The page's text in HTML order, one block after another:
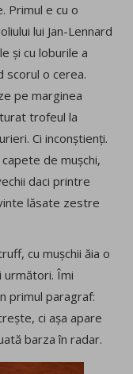
Primul e cu o
lui Jan-Lennard
și cu loburile a
scorul o cerea.
pe marginea
trofeul la
Ci inconștienți.
de mușchi,
daci printre
lăsate zestre
cu mușchii ăia o
următori. Îmi
primul paragraf:
ci așa apare
barza în radar.